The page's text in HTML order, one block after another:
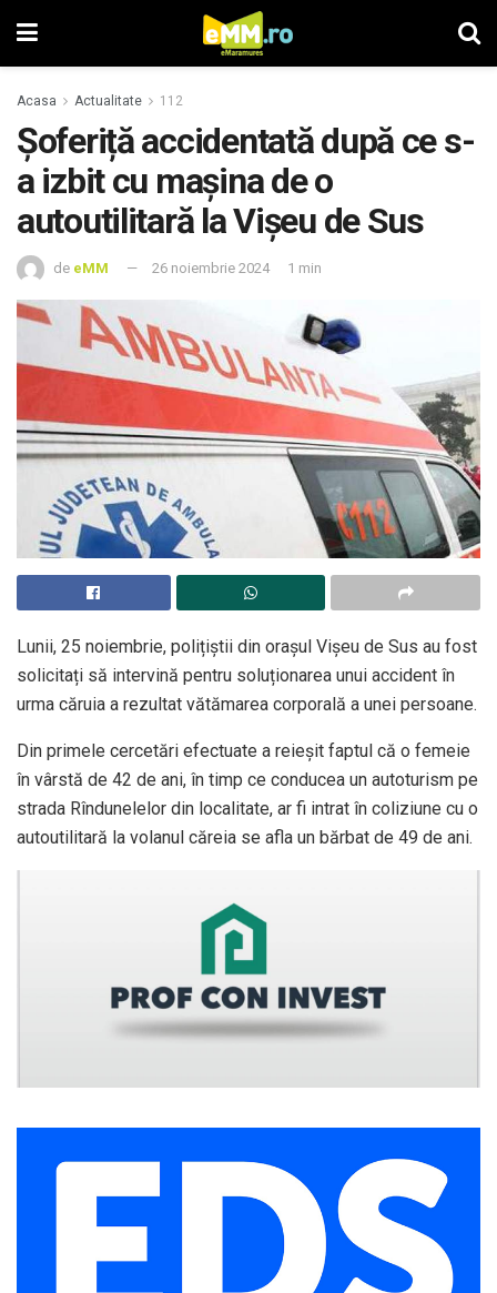
Acasa Actualitate 112
Șoferiță accidentată după ce s-
a izbit cu mașina de o
autoutilitară la Vișeu de Sus
de eMM 26 noiembrie 2024 1 min
Lunii, 25 noiembrie, polițiștii din orașul Vișeu de Sus au fost
solicitați să intervină pentru soluționarea unui accident în
urma căruia a rezultat vătămarea corporală a unei persoane.
Din primele cercetări efectuate a reieșit faptul că o femeie
în vârstă de 42 de ani, în timp ce conducea un autoturism pe
strada Rîndunelelor din localitate, ar fi intrat în coliziune cu o
autoutilitară la volanul căreia se afla un bărbat de 49 de ani.